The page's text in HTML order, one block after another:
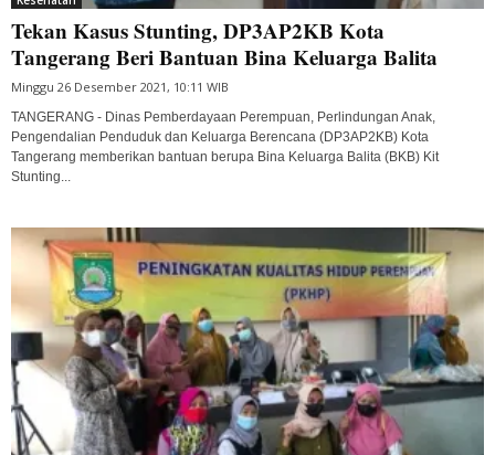
Tekan Kasus Stunting, DP3AP2KB Kota
Tangerang Beri Bantuan Bina Keluarga Balita
Minggu 26 Desember 2021, 10:11 WIB
TANGERANG - Dinas Pemberdayaan Perempuan, Perlindungan Anak,
Pengendalian Penduduk dan Keluarga Berencana (DP3AP2KB) Kota
Tangerang memberikan bantuan berupa Bina Keluarga Balita (BKB) Kit
Stunting...